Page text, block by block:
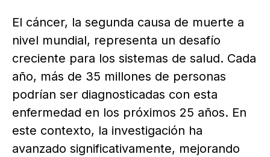
El cáncer, la segunda causa de muerte a
nivel mundial, representa un desafío
creciente para los sistemas de salud. Cada
año, más de 35 millones de personas
podrían ser diagnosticadas con esta
enfermedad en los próximos 25 años. En
este contexto, la investigación ha
avanzado significativamente, mejorando